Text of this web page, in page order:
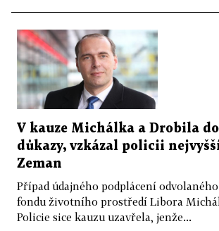
V kauze Michálka a Drobila
důkazy, vzkázal policii
Zeman
Případ údajného podplácení
fondu životního prostředí Libora
Policie sice kauzu uzavřela, jenže...